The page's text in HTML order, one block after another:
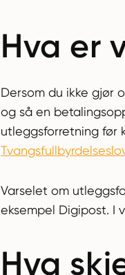
Hva er
Dersom du ikke gjør
og så en
utleggsforretning før
Varselet om
eksempel Digipost. I
Hva